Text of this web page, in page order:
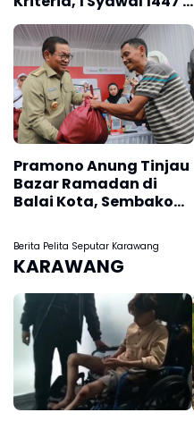
Jatuh pada 21 Maret
2026
Pramono Anung Tinjau
Bazar Ramadan di
Balai Kota, Sembako
Rp100 Ribu
Berita Pelita Seputar Karawang
KARAWANG